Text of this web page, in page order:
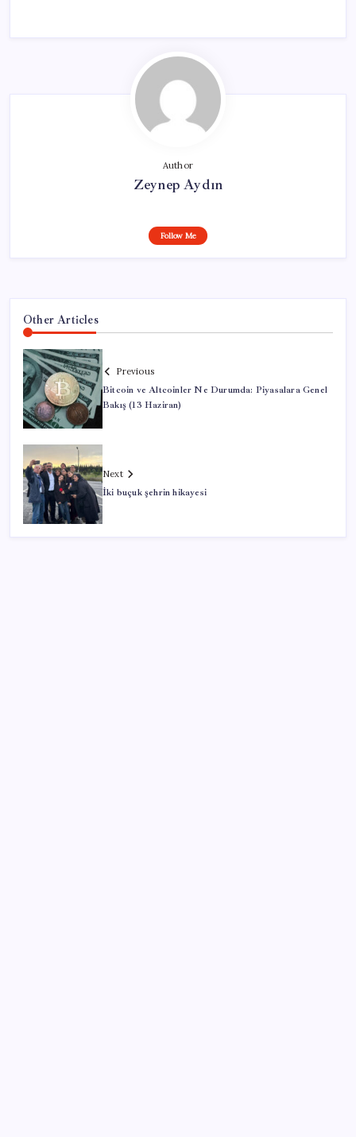
Author
Zeynep Aydın
Follow Me
Other Articles
Previous
Bitcoin ve Altcoinler Ne Durumda: Piyasalara Genel
Bakış (13 Haziran)
Next
İki buçuk şehrin hikayesi